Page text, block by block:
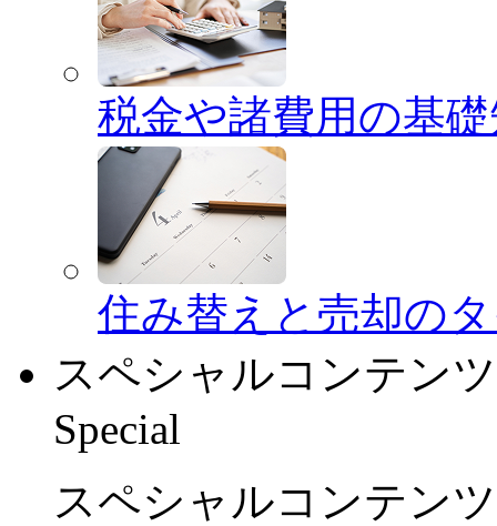
税金や諸費用の基
住み替えと売却の
スペシャルコンテンツ
Special
スペシャルコンテンツ